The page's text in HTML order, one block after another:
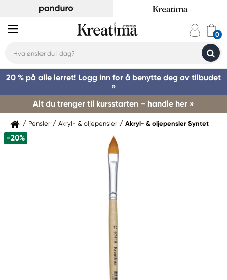
20 % på alle lerret! Logg inn for å benytte deg av tilbudet
»
Alt du trenger til kursstarten – handle her »
Pensler Akryl- & oljepensler Akryl- & oljepensler Syntet
-20%